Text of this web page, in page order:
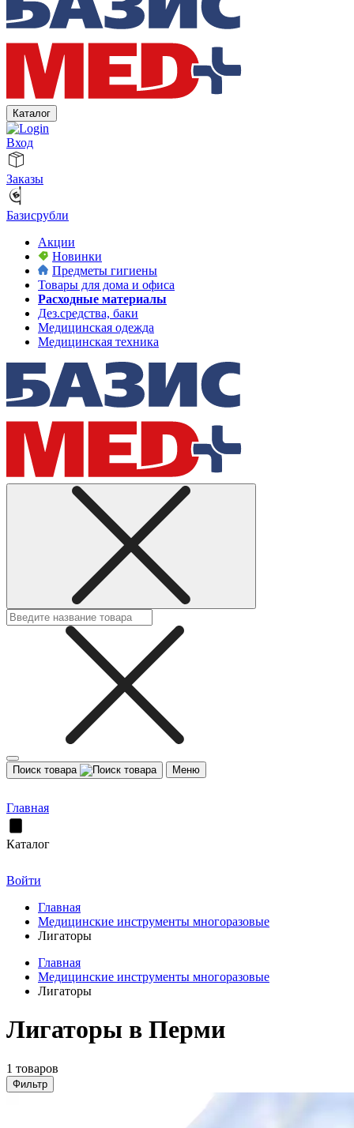
Каталог
Вход
Заказы
Базисрубли
Акции
Новинки
Предметы гигиены
Товары для дома и офиса
Расходные материалы
Дез.средства, баки
Медицинская одежда
Медицинская техника
Поиск товара Меню
Главная
Каталог
Войти
Главная
Медицинские инструменты многоразовые
Лигаторы
Главная
Медицинские инструменты многоразовые
Лигаторы
Лигаторы в Перми
1 товаров
Фильтр